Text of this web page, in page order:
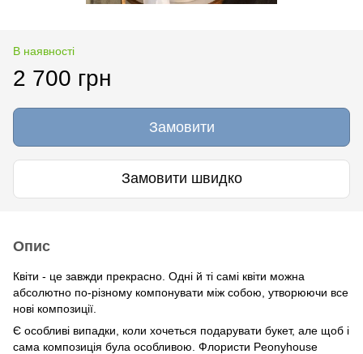
В наявності
2 700 грн
Замовити
Замовити швидко
Опис
Квіти - це завжди прекрасно. Одні й ті самі квіти можна
абсолютно по-різному компонувати між собою, утворюючи все
нові композиції.
Є особливі випадки, коли хочеться подарувати букет, але щоб і
сама композиція була особливою. Флористи Peonyhouse